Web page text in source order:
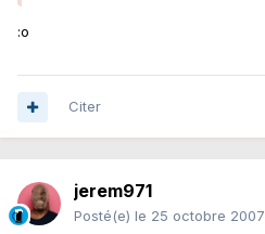
:o
Citer
jerem971
Posté(e) le 25 octobre 2007